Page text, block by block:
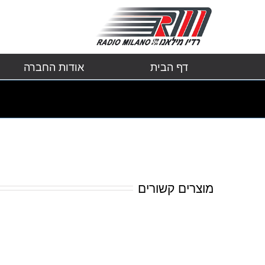
דף הבית אודות החברה
מוצרים קשורים